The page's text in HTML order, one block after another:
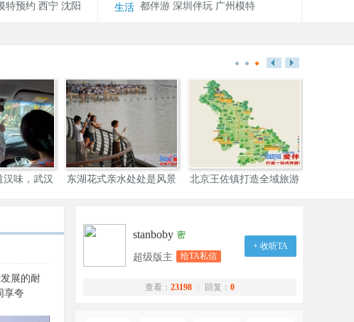
特预约 西宁 沈阳 生活 都伴游 深圳伴玩 广州模特
三亚海棠区暑期旅游旺季
国内首个关注深圳艺术生
深圳携手佛山开启
展的耐
享夸
stanboby 密
超级版主 给TA私信
+ 收听TA
查看： 23198 回复： 0